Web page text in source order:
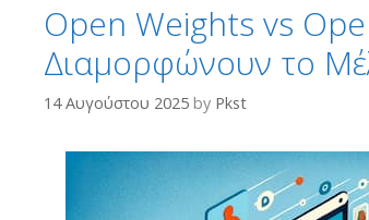
Open Weights vs
Διαμορφώνουν το
14 Αυγούστου 2025 by Pkst